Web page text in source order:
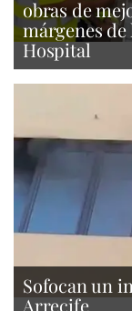
obras de
márgenes
Hospital
Sofocan un
Arrecife